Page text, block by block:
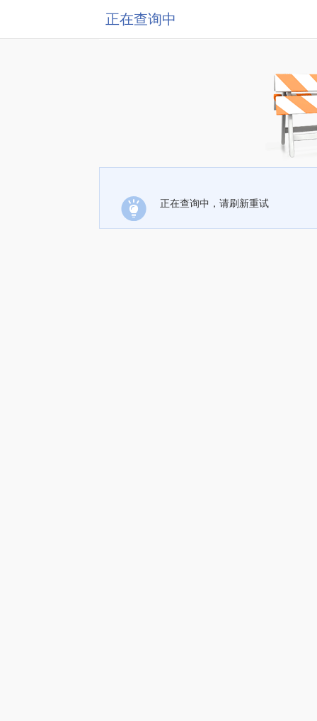
正在查询中
正在查询中，请刷新重试